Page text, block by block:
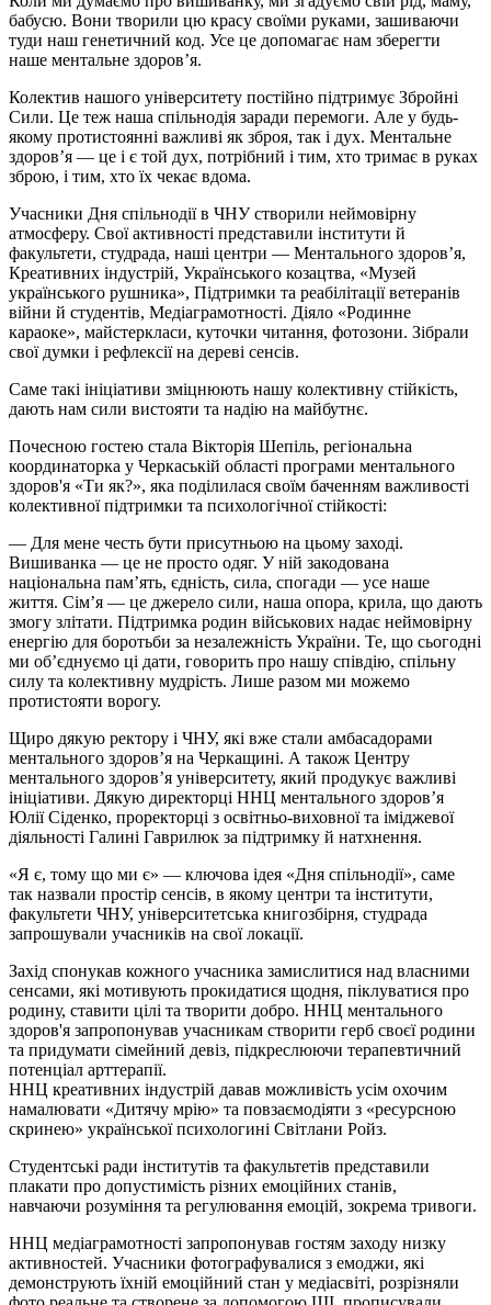
бабусю. Вони творили цю красу своїми руками, зашиваючи
туди наш генетичний код. Усе це допомагає нам зберегти
наше ментальне здоров’я.
Колектив нашого університету постійно підтримує Збройні
Сили. Це теж наша спільнодія заради перемоги. Але у будь-
якому протистоянні важливі як зброя, так і дух. Ментальне
здоров’я — це і є той дух, потрібний і тим, хто тримає в руках
зброю, і тим, хто їх чекає вдома.
Учасники Дня спільнодії в ЧНУ створили неймовірну
атмосферу. Свої активності представили інститути й
факультети, студрада, наші центри — Ментального здоров’я,
Креативних індустрій, Українського козацтва, «Музей
українського рушника», Підтримки та реабілітації ветеранів
війни й студентів, Медіаграмотності. Діяло «Родинне
караоке», майстеркласи, куточки читання, фотозони. Зібрали
свої думки і рефлексії на дереві сенсів.
Саме такі ініціативи зміцнюють нашу колективну стійкість,
дають нам сили вистояти та надію на майбутнє.
Почесною гостею стала Вікторія Шепіль, регіональна
координаторка у Черкаській області програми ментального
здоров'я «Ти як?», яка поділилася своїм баченням важливості
колективної підтримки та психологічної стійкості:
— Для мене честь бути присутньою на цьому заході.
Вишиванка — це не просто одяг. У ній закодована
національна памʼять, єдність, сила, спогади — усе наше
життя. Сімʼя — це джерело сили, наша опора, крила, що дають
змогу злітати. Підтримка родин військових надає неймовірну
енергію для боротьби за незалежність України. Те, що сьогодні
ми обʼєднуємо ці дати, говорить про нашу співдію, спільну
силу та колективну мудрість. Лише разом ми можемо
протистояти ворогу.
Щиро дякую ректору і ЧНУ, які вже стали амбасадорами
ментального здоров’я на Черкащині. А також Центру
ментального здоровʼя університету, який продукує важливі
ініціативи. Дякую директорці ННЦ ментального здоров’я
Юлії Сіденко, проректорці з освітньо-виховної та іміджевої
діяльності Галині Гаврилюк за підтримку й натхнення.
«Я є, тому що ми є» — ключова ідея «Дня спільнодії», саме
так назвали простір сенсів, в якому центри та інститути,
факультети ЧНУ, університетська книгозбірня, студрада
запрошували учасників на свої локації.
Захід спонукав кожного учасника замислитися над власними
сенсами, які мотивують прокидатися щодня, піклуватися про
родину, ставити цілі та творити добро. ННЦ ментального
здоров'я запропонував учасникам створити герб своєї родини
та придумати сімейний девіз, підкреслюючи терапевтичний
потенціал арттерапії.
ННЦ креативних індустрій давав можливість усім охочим
намалювати «Дитячу мрію» та повзаємодіяти з «ресурсною
скринею» української психологині Світлани Ройз.
Студентські ради інститутів та факультетів представили
плакати про допустимість різних емоційних станів,
навчаючи розуміння та регулювання емоцій, зокрема тривоги.
ННЦ медіаграмотності запропонував гостям заходу низку
активностей. Учасники фотографувалися з емоджи, які
демонструють їхній емоційний стан у медіасвіті, розрізняли